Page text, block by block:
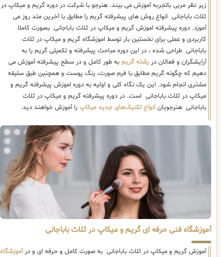
زیر نظر مربی باتجربه آموزش می بیند. هنرجو با شرکت در دوره گریم و میکاپ در
ثلاث باباجانی انواع روش های پیشرفته گریم را مطابق با آخرین متد روز می
آموزد. دوره پیشرفته اموزش گریم و میکاپ در ثلاث باباجانی بصورت کاملا
کاربردی و عملی برای نخستین بار توسط اموزشگاه گریم و میکاپ در ثلاث
باباجانی طراحی شده ، در این دوره مباحث پیشرفته و تکمیلی گریم را به
آرایشگران و فعالان دررشته گریمبه طور کامل و در سطح پیشرفته آموزش می
دهیم که چگونه گریم مطابق با فرم صورت، رنگ پوست و همچنین طبق سلیقه
مشتری انجام شود. این یک نگاه کلی و اولیه به دوره اموزش پیشرفته گریم و
میکاپ در ثلاث باباجانی است. در دوره پیشرفته گریم و میکاپ در ثلاث
باباجانی هنرجویانانواع تکنیک‌های جدید میکاپرا آموزش خواهند دید.
آموزشگاه فنی حرفه ای گریم و میکاپ در ثلاث باباجانی
آموزش گریم و میکاپ در ثلاث باباجانی به صورت کامل و حرفه ای و درآموزشگاه